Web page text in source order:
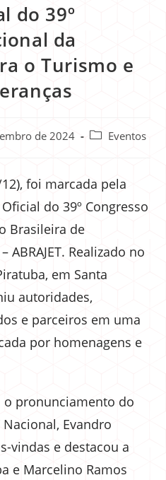
do 39º
da
o Turismo e
de 2024 Eventos
foi marcada pela
do 39º Congresso
Brasileira de
ABRAJET. Realizado no
em Santa
autoridades,
e parceiros em uma
por homenagens e
pronunciamento do
Nacional, Evandro
vindas e destacou a
e Marcelino Ramos